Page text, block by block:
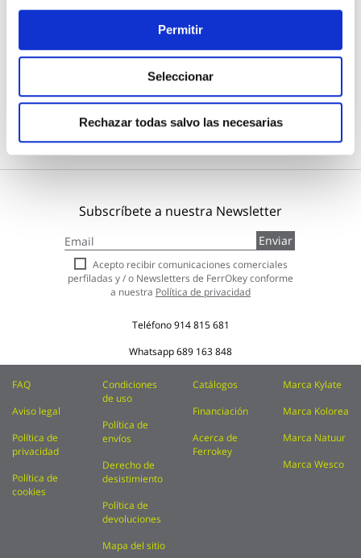
Permitir
Seleccionar
Rechazar todas salvo las necesarias
13,85 €
Añadir al carrito
Subscríbete a nuestra Newsletter
a
nuestro
boletín
de
Enviar
Acepto recibir comunicaciones comerciales
perfiladas y / o Newsletters de FerrOkey conforme
a nuestra Política de privacidad
Teléfono914 815 681
Whatsapp689 163 848
FAQ
Aviso legal
Política de
privacidad
Política de
cookies
Condiciones
de uso
Política de
envíos
Derecho de
desistimiento
Política de
devoluciones
Mapa del sitio
Catálogos
Financiación
Acerca de
Ferrokey
Marca Kylate
Marca Kolorea
Marca Natuur
Marca Wesco